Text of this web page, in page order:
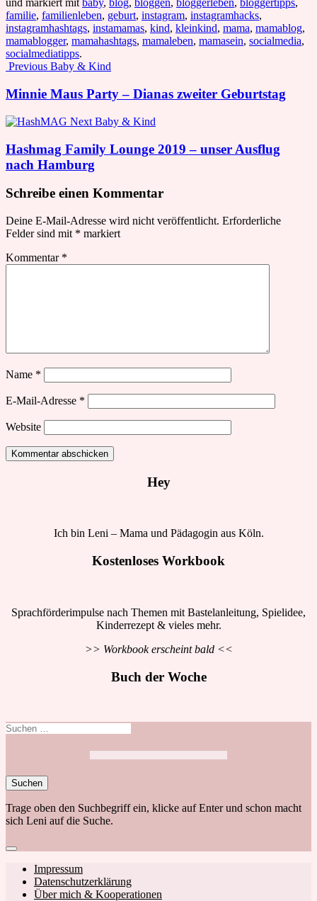
und markiert mit baby, blog, bloggen, bloggerleben, bloggertipps,
familie, familienleben, geburt, instagram, instagramhacks,
instagramhashtags, instamamas, kind, kleinkind, mama, mamablog,
mamablogger, mamahashtags, mamaleben, mamasein, socialmedia,
socialmediatipps.
Post
navigation
Previous Baby & Kind
Minnie Maus Party – Dianas zweiter Geburtstag
Next Baby & Kind
Hashmag Family Lounge 2019 – unser Ausflug
nach Hamburg
Schreibe einen Kommentar
Deine E-Mail-Adresse wird nicht veröffentlicht. Erforderliche
Felder sind mit * markiert
Kommentar *
Name *
E-Mail-Adresse *
Website
Hey
Ich bin Leni – Mama und Pädagogin aus Köln.
Kostenloses Workbook
Sprachförderimpulse nach Themen mit Bastelanleitung, Spielidee,
Kinderrezept & vieles mehr.
>> Workbook erscheint bald <<
Buch der Woche
Suchen
Trage oben den Suchbegriff ein, klicke auf Enter und schon macht
sich Leni auf die Suche.
Close
search
Footer
navigation
Impressum
Datenschutzerklärung
Über mich & Kooperationen